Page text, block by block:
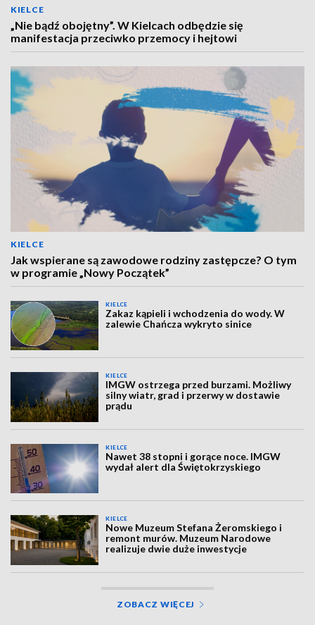
KIELCE
„Nie bądź obojętny”. W Kielcach odbędzie się
manifestacja przeciwko przemocy i hejtowi
KIELCE
Jak wspierane są zawodowe rodziny zastępcze? O tym
w programie „Nowy Początek”
KIELCE
Zakaz kąpieli i wchodzenia do wody. W
zalewie Chańcza wykryto sinice
KIELCE
IMGW ostrzega przed burzami. Możliwy
silny wiatr, grad i przerwy w dostawie
prądu
KIELCE
Nawet 38 stopni i gorące noce. IMGW
wydał alert dla Świętokrzyskiego
KIELCE
Nowe Muzeum Stefana Żeromskiego i
remont murów. Muzeum Narodowe
realizuje dwie duże inwestycje
ZOBACZ WIĘCEJ